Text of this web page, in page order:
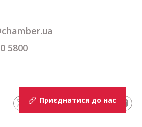
5800
Приєднатися до нас